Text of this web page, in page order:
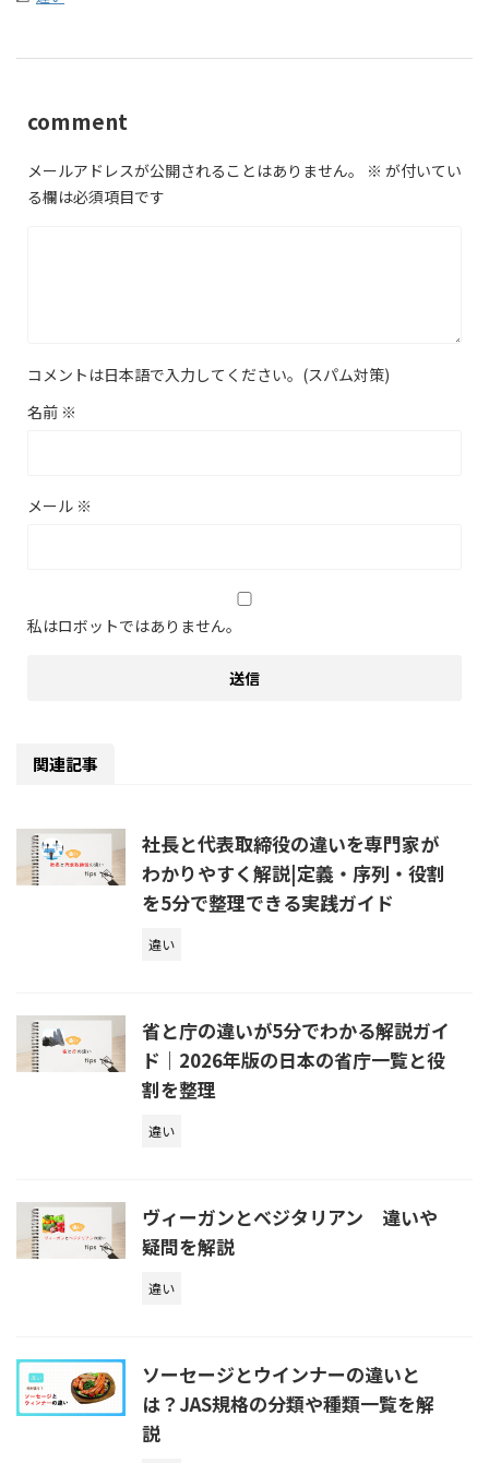
comment
メールアドレスが公開されることはありません。 ※ が付いてい
る欄は必須項目です
コメントは日本語で入力してください。(スパム対策)
名前 ※
メール ※
私はロボットではありません。
関連記事
社長と代表取締役の違いを専門家が
わかりやすく解説|定義・序列・役割
を5分で整理できる実践ガイド
違い
省と庁の違いが5分でわかる解説ガイ
ド｜2026年版の日本の省庁一覧と役
割を整理
違い
ヴィーガンとベジタリアン 違いや
疑問を解説
違い
ソーセージとウインナーの違いと
は？JAS規格の分類や種類一覧を解
説